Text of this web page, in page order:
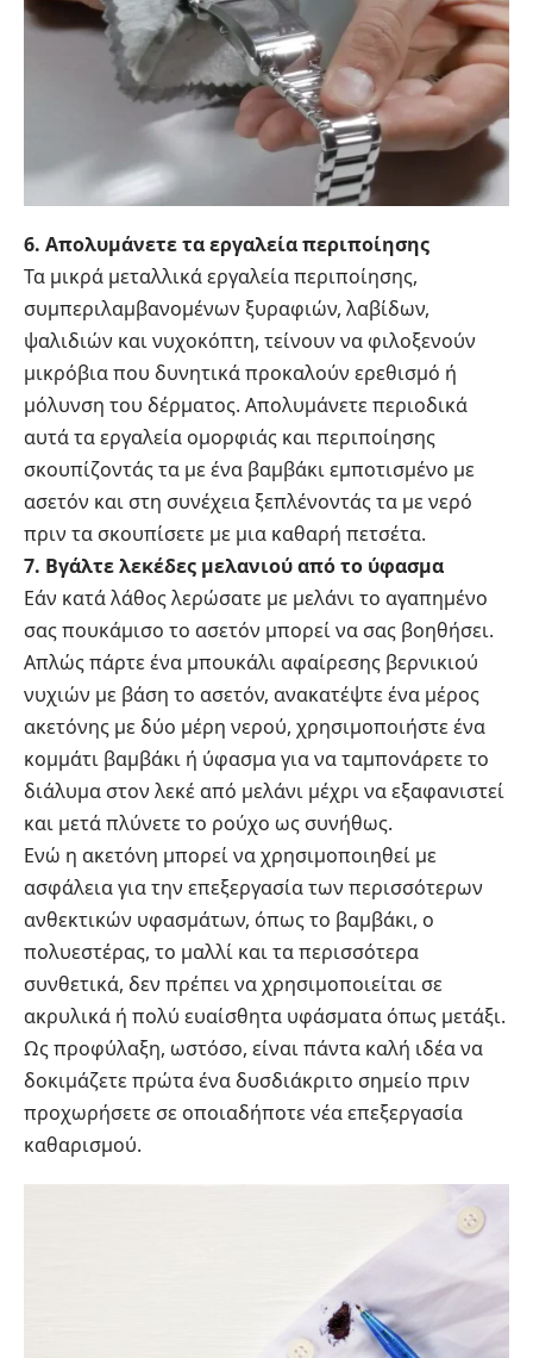
6. Απολυμάνετε τα εργαλεία περιποίησης
Τα μικρά μεταλλικά εργαλεία περιποίησης,
συμπεριλαμβανομένων ξυραφιών, λαβίδων,
ψαλιδιών και νυχοκόπτη, τείνουν να φιλοξενούν
μικρόβια που δυνητικά προκαλούν ερεθισμό ή
μόλυνση του δέρματος. Απολυμάνετε περιοδικά
αυτά τα εργαλεία ομορφιάς και περιποίησης
σκουπίζοντάς τα με ένα βαμβάκι εμποτισμένο με
ασετόν και στη συνέχεια ξεπλένοντάς τα με νερό
πριν τα σκουπίσετε με μια καθαρή πετσέτα.
7. Βγάλτε λεκέδες μελανιού από το ύφασμα
Εάν κατά λάθος λερώσατε με μελάνι το αγαπημένο
σας πουκάμισο το ασετόν μπορεί να σας βοηθήσει.
Απλώς πάρτε ένα μπουκάλι αφαίρεσης βερνικιού
νυχιών με βάση το ασετόν, ανακατέψτε ένα μέρος
ακετόνης με δύο μέρη νερού, χρησιμοποιήστε ένα
κομμάτι βαμβάκι ή ύφασμα για να ταμπονάρετε το
διάλυμα στον λεκέ από μελάνι μέχρι να εξαφανιστεί
και μετά πλύνετε το ρούχο ως συνήθως.
Ενώ η ακετόνη μπορεί να χρησιμοποιηθεί με
ασφάλεια για την επεξεργασία των περισσότερων
ανθεκτικών υφασμάτων, όπως το βαμβάκι, ο
πολυεστέρας, το μαλλί και τα περισσότερα
συνθετικά, δεν πρέπει να χρησιμοποιείται σε
ακρυλικά ή πολύ ευαίσθητα υφάσματα όπως μετάξι.
Ως προφύλαξη, ωστόσο, είναι πάντα καλή ιδέα να
δοκιμάζετε πρώτα ένα δυσδιάκριτο σημείο πριν
προχωρήσετε σε οποιαδήποτε νέα επεξεργασία
καθαρισμού.